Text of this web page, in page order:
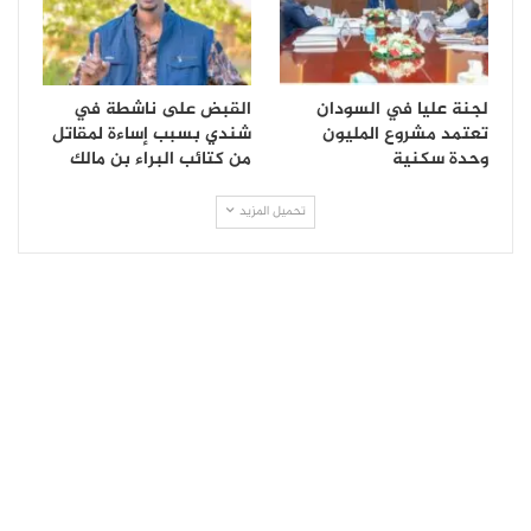
لجنة عليا في السودان
تعتمد مشروع المليون
وحدة سكنية
القبض على ناشطة في
شندي بسبب إساءة لمقاتل
من كتائب البراء بن مالك
تحميل المزيد